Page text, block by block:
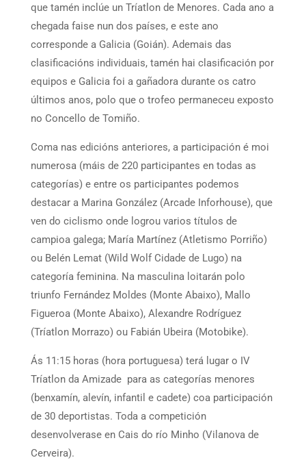
que tamén inclúe un Tríatlon de Menores. Cada ano a
chegada faise nun dos países, e este ano
corresponde a Galicia (Goián). Ademais das
clasificacións individuais, tamén hai clasificación por
equipos e Galicia foi a gañadora durante os catro
últimos anos, polo que o trofeo permaneceu exposto
no Concello de Tomiño.
Coma nas edicións anteriores, a participación é moi
numerosa (máis de 220 participantes en todas as
categorías) e entre os participantes podemos
destacar a Marina González (Arcade Inforhouse), que
ven do ciclismo onde logrou varios títulos de
campioa galega; María Martínez (Atletismo Porriño)
ou Belén Lemat (Wild Wolf Cidade de Lugo) na
categoría feminina. Na masculina loitarán polo
triunfo Fernández Moldes (Monte Abaixo), Mallo
Figueroa (Monte Abaixo), Alexandre Rodríguez
(Tríatlon Morrazo) ou Fabián Ubeira (Motobike).
Ás 11:15 horas (hora portuguesa) terá lugar o IV
Tríatlon da Amizade para as categorías menores
(benxamín, alevín, infantil e cadete) coa participación
de 30 deportistas. Toda a competición
desenvolverase en Cais do río Minho (Vilanova de
Cerveira).